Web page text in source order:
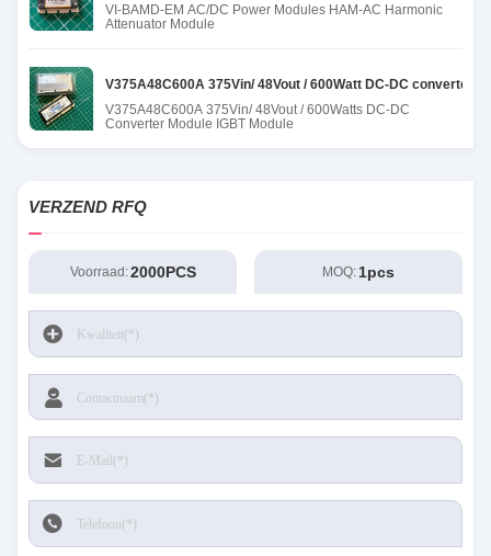
VI-BAMD-EM AC/DC Power Modules HAM-AC Harmonic
Attenuator Module
V375A48C600A 375Vin/ 48Vout / 600Watt DC-DC converter
V375A48C600A 375Vin/ 48Vout / 600Watts DC-DC
Converter Module IGBT Module
VERZEND RFQ
Voorraad:2000PCS MOQ: 1pcs